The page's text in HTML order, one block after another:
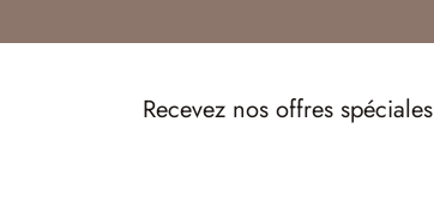
Recevez nos offres spéciales